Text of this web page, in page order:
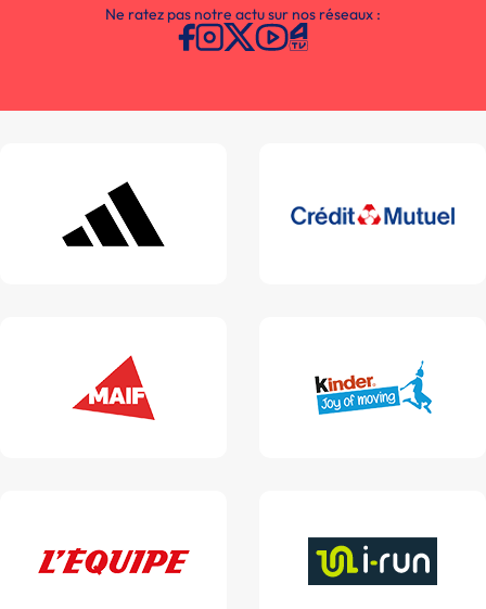
Ne ratez pas notre actu sur nos réseaux :